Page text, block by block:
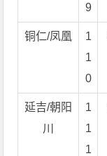
9
铜仁/凤凰
1
1
0
延吉/朝阳
川
1
1
1